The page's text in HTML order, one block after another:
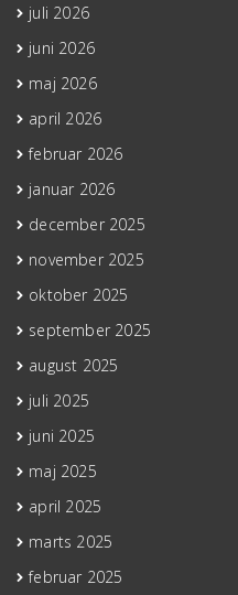
juli 2026
juni 2026
maj 2026
april 2026
februar 2026
januar 2026
december 2025
november 2025
oktober 2025
september 2025
august 2025
juli 2025
juni 2025
maj 2025
april 2025
marts 2025
februar 2025